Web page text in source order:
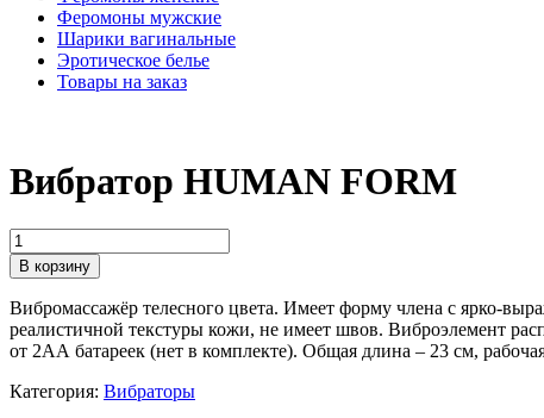
Феромоны мужские
Шарики вагинальные
Эротическое белье
Товары на заказ
Вибратор HUMAN FORM
В корзину
Вибромассажёр телесного цвета. Имеет форму члена с ярко-
реалистичной текстуры кожи, не имеет швов. Виброэлемент
от 2АА батареек (нет в комплекте). Общая длина – 23 см,
Категория: Вибраторы